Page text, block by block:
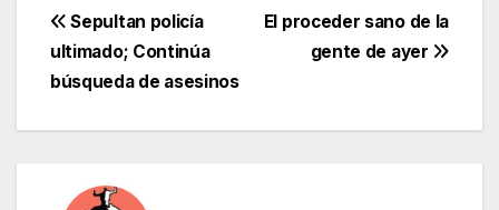
Navegación
de
entradas
El proceder sano de la
gente de ayer
Sepultan policía
ultimado; Continúa
búsqueda de asesinos